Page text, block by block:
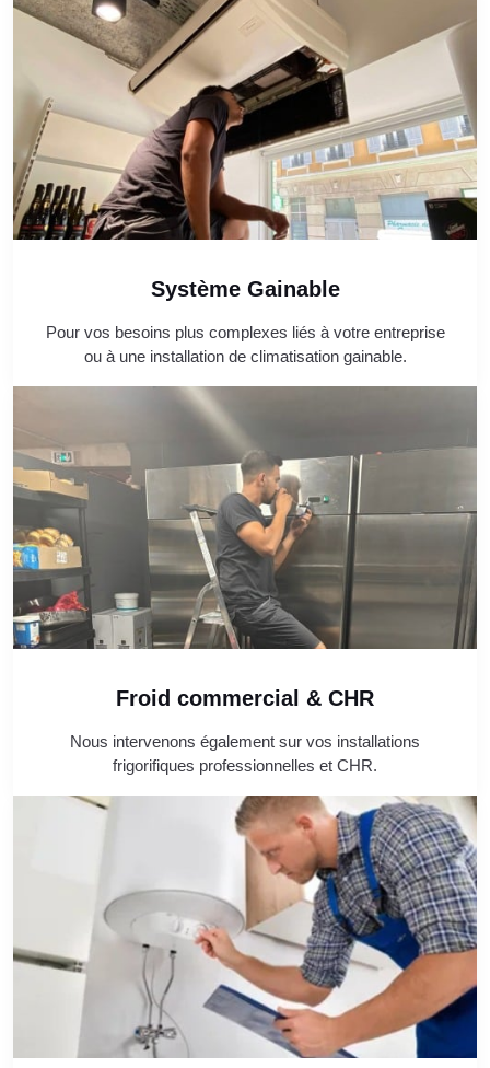
Système Gainable
Pour vos besoins plus complexes liés à votre entreprise
ou à une installation de climatisation gainable.
Froid commercial & CHR
Nous intervenons également sur vos installations
frigorifiques professionnelles et CHR.